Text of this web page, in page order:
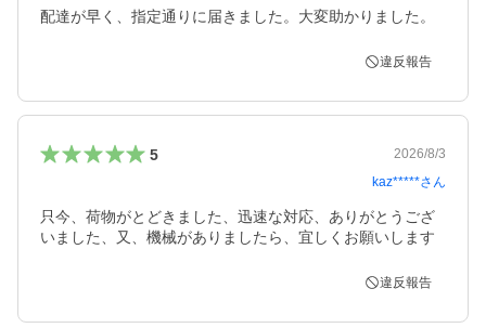
配達が早く、指定通りに届きました。大変助かりました。
違反報告
5
2026/8/3
kaz*****さん
只今、荷物がとどきました、迅速な対応、ありがとうござ
いました、又、機械がありましたら、宜しくお願いします
違反報告